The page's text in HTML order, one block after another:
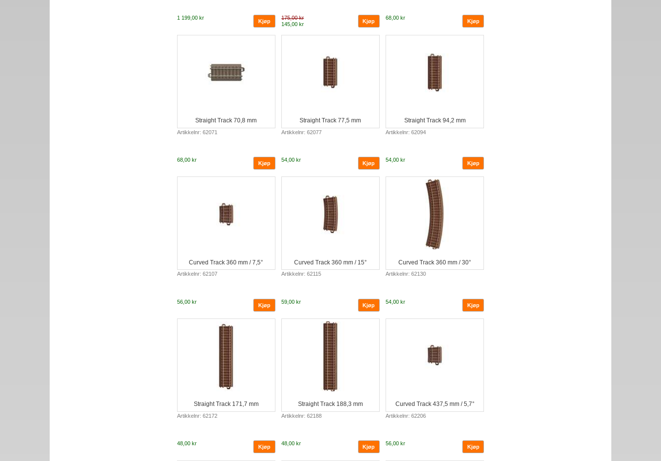
1 199,00 kr
175,00 kr
145,00 kr
68,00 kr
Straight Track 70,8 mm
Artikkelnr: 62071
68,00 kr
Straight Track 77,5 mm
Artikkelnr: 62077
54,00 kr
Straight Track 94,2 mm
Artikkelnr: 62094
54,00 kr
Curved Track 360 mm / 7,5°
Artikkelnr: 62107
56,00 kr
Curved Track 360 mm / 15°
Artikkelnr: 62115
59,00 kr
Curved Track 360 mm / 30°
Artikkelnr: 62130
54,00 kr
Straight Track 171,7 mm
Artikkelnr: 62172
48,00 kr
Straight Track 188,3 mm
Artikkelnr: 62188
48,00 kr
Curved Track 437,5 mm / 5,7°
Artikkelnr: 62206
56,00 kr